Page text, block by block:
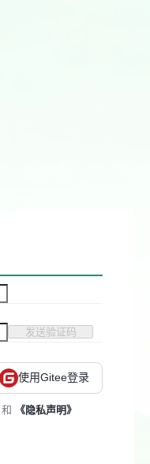
发送验证码
使用Gitee登录
和 《隐私声明》